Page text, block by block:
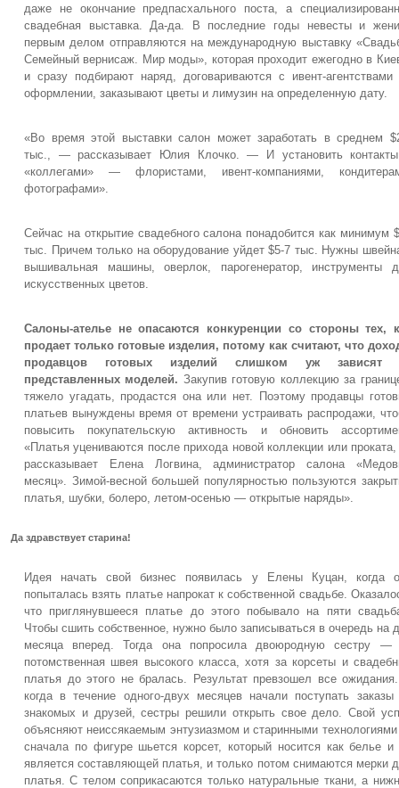
даже не окончание предпасхального поста, а
свадебная выставка. Да-да. В последние годы невесты и
первым делом отправляются на международную выставку
Семейный вернисаж. Мир моды», которая проходит ежегодно в
и сразу подбирают наряд, договариваются с ивент-агентствами
оформлении, заказывают цветы и лимузин на определенную дату.
«Во время этой выставки салон может заработать в среднем
тыс., — рассказывает Юлия Клочко. — И установить
«коллегами» — флористами, ивент-компаниями,
фотографами».
Сейчас на открытие свадебного салона понадобится как минимум
тыс. Причем только на оборудование уйдет $5-7 тыс. Нужны
вышивальная машины, оверлок, парогенератор, инструменты
искусственных цветов.
Салоны-ателье не опасаются конкуренции со стороны тех,
продает только готовые изделия, потому как считают, что
продавцов готовых изделий слишком уж зависят
представленных моделей. Закупив готовую коллекцию за
тяжело угадать, продастся она или нет. Поэтому продавцы
платьев вынуждены время от времени устраивать распродажи,
повысить покупательскую активность и обновить
«Платья уцениваются после прихода новой коллекции или
рассказывает Елена Логвина, администратор салона
месяц». Зимой-весной большей популярностью пользуются
платья, шубки, болеро, летом-осенью — открытые наряды».
Да здравствует старина!
Идея начать свой бизнес появилась у Елены Куцан, когда
попыталась взять платье напрокат к собственной свадьбе.
что приглянувшееся платье до этого побывало на пяти
Чтобы сшить собственное, нужно было записываться в очередь на
месяца вперед. Тогда она попросила двоюродную сестру —
потомственная швея высокого класса, хотя за корсеты и
платья до этого не бралась. Результат превзошел все
когда в течение одного-двух месяцев начали поступать заказы
знакомых и друзей, сестры решили открыть свое дело. Свой
объясняют неиссякаемым энтузиазмом и старинными
сначала по фигуре шьется корсет, который носится как белье и
является составляющей платья, и только потом снимаются мерки
платья. С телом соприкасаются только натуральные ткани, а